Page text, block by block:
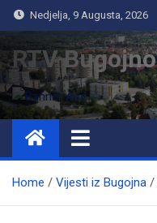
Nedjelja, 9 Augusta, 2026
RTV Bugojno
Home Vijesti iz Bugojna